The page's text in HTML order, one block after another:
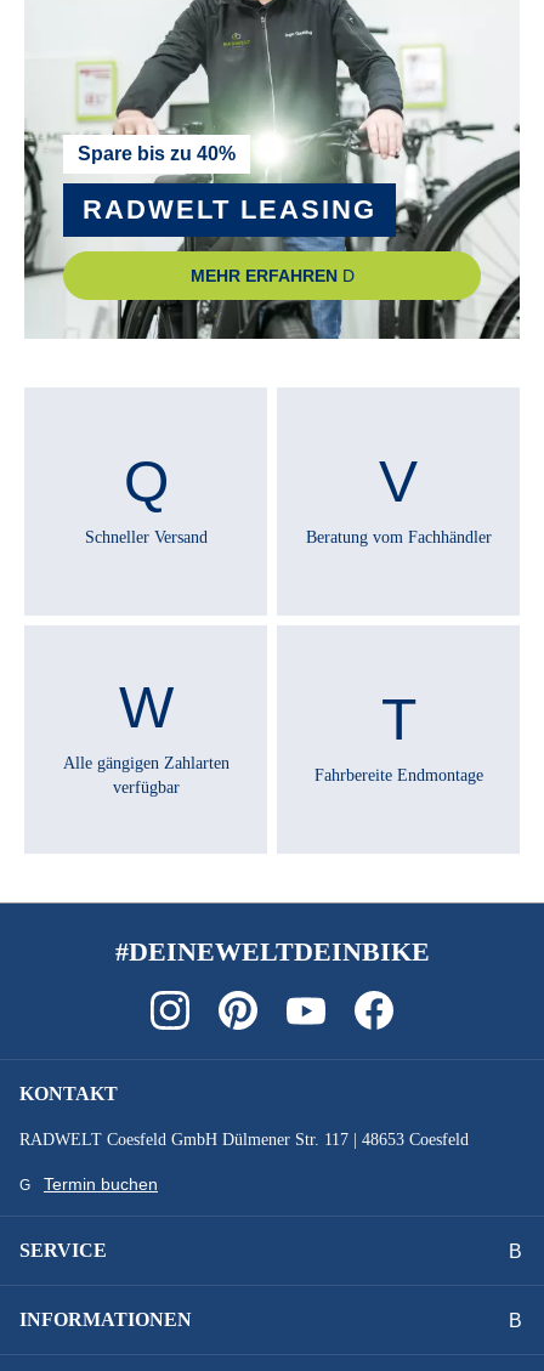
Spare bis zu 40%
RADWELT LEASING
MEHR ERFAHREN
Schneller Versand Beratung vom Fachhändler
Alle gängigen Zahlarten
verfügbar
Fahrbereite Endmontage
#DEINEWELTDEINBIKE
KONTAKT
RADWELT Coesfeld GmbH Dülmener Str. 117 | 48653 Coesfeld
Termin buchen
SERVICE
INFORMATIONEN